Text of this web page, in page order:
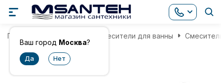
Ваш город Москва?
Главная Смесители для ванны